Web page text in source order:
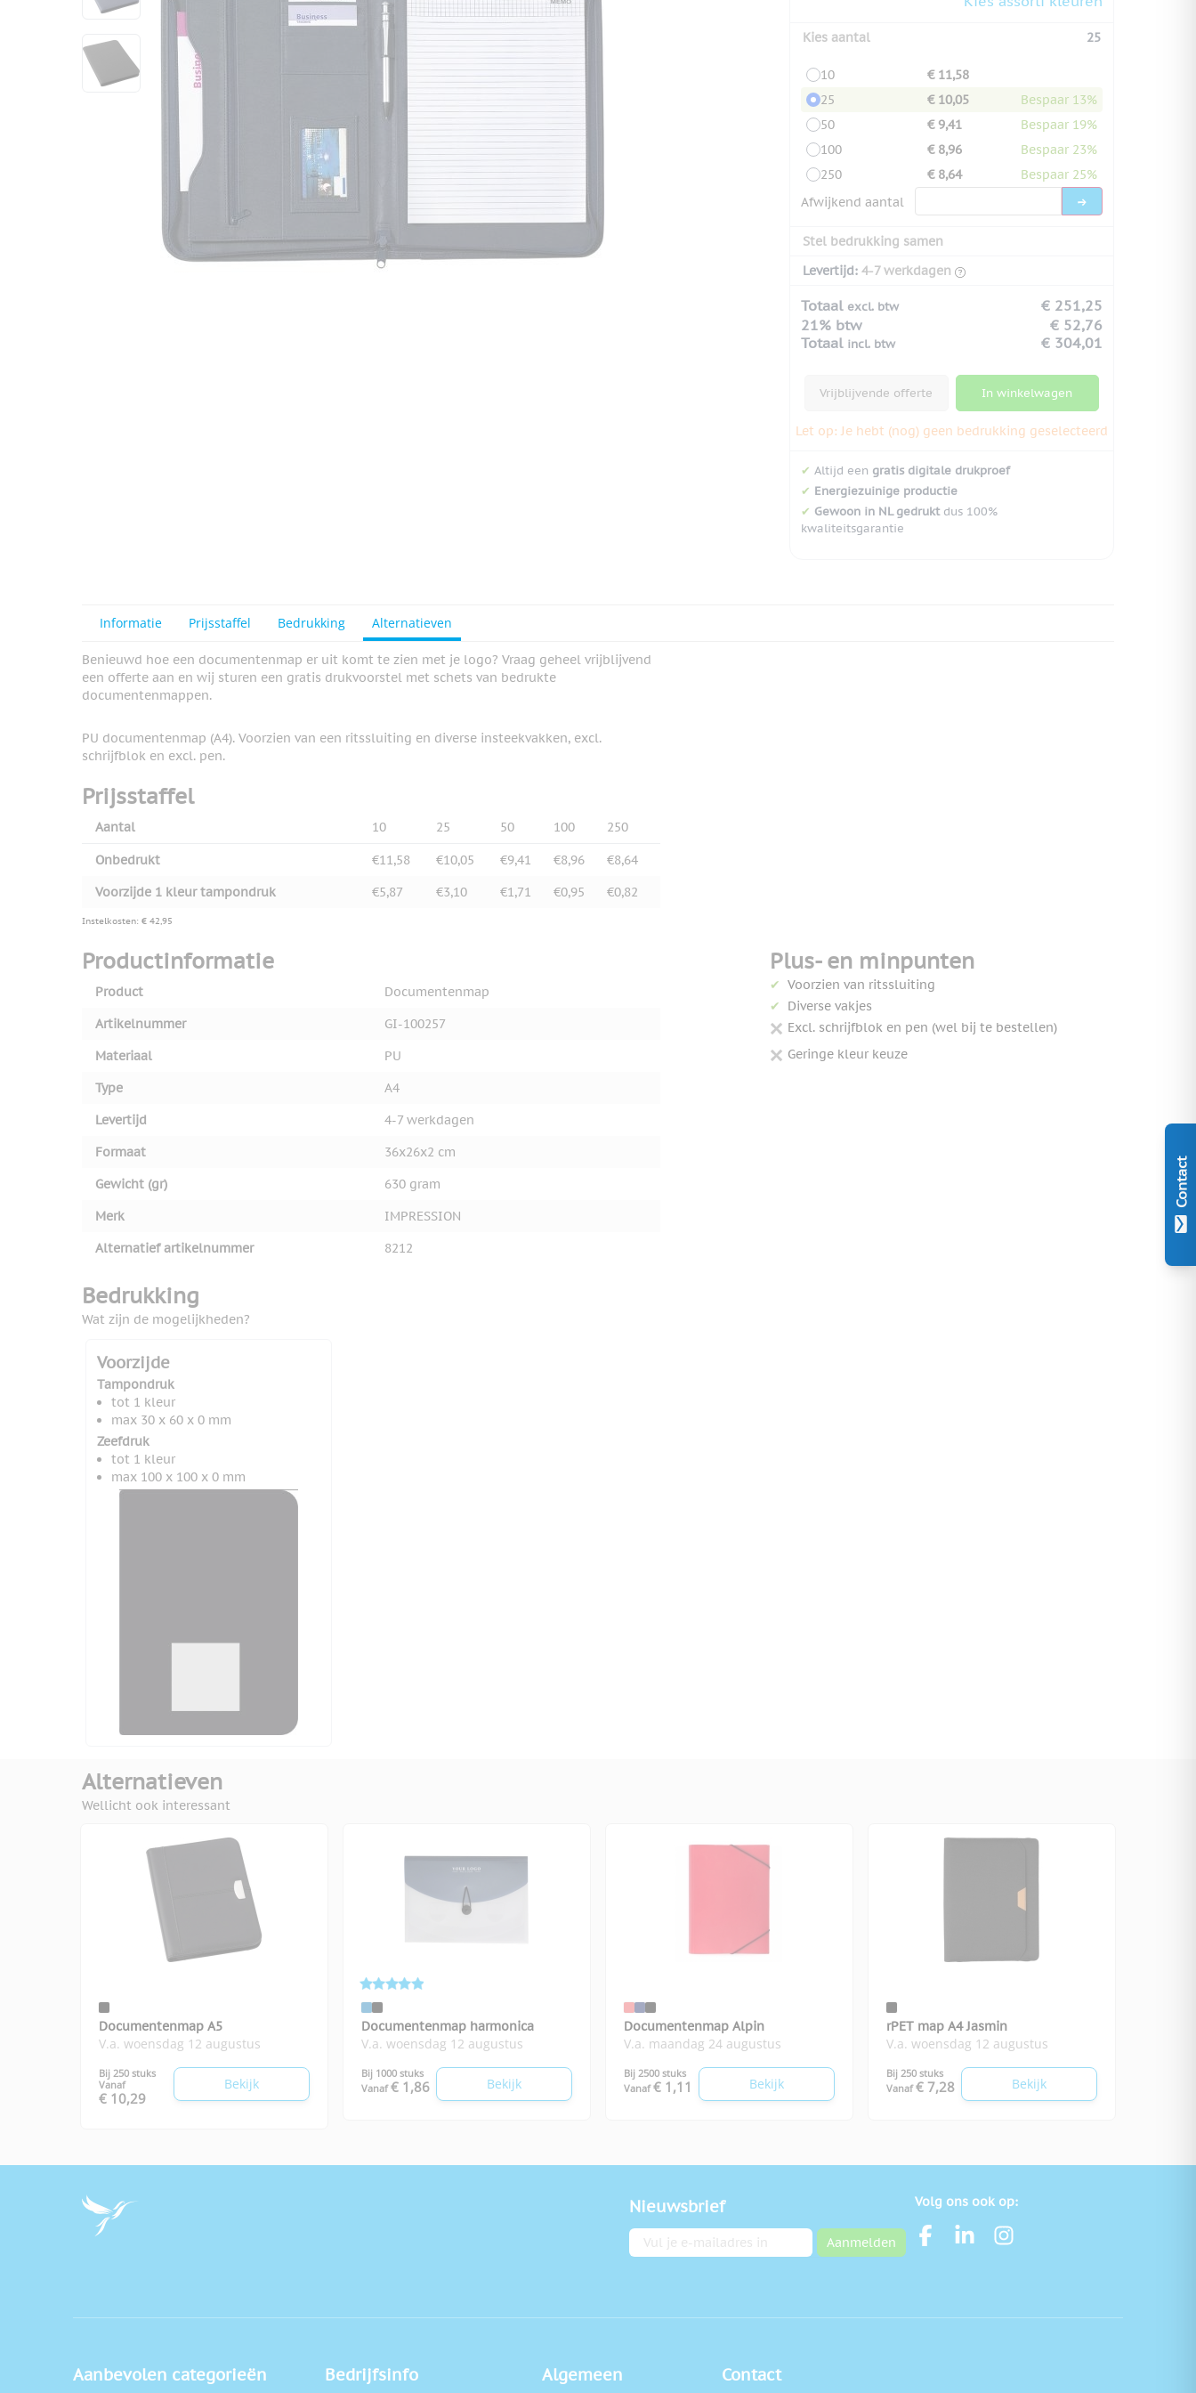
Contact
View larger image Kies aantal 25
10
€ 11,58
25
€ 10,05
Bespaar 13%
50
€ 9,41
Bespaar 19%
100
€ 8,96
Bespaar 23%
250
€ 8,64
Bespaar 25%
Afwijkend aantal
Stel bedrukking samen
Levertijd: 4-7 werkdagen
Totaal excl. btw
€ 251,25
21% btw
€ 52,76
Totaal incl. btw € 304,01
Vrijblijvende offerte In winkelwagen
Let op: Je hebt (nog) geen bedrukking geselecteerd
✔ Altijd een gratis digitale drukproef
✔ Energiezuinige productie
✔ Gewoon in NL gedruktdus 100%
kwaliteitsgarantie
Informatie Prijsstaffel Bedrukking Alternatieven
Benieuwd hoe een documentenmap er uit komt te zien met je logo? Vraag geheel vrijblijvend
een offerte aan en wij sturen een gratis drukvoorstel met schets van bedrukte
documentenmappen.
PU documentenmap (A4). Voorzien van een ritssluiting en diverse insteekvakken, excl.
schrijfblok en excl. pen.
Prijsstaffel
Aantal 10 25 50 100 250
Onbedrukt €11,58 €10,05 €9,41 €8,96
€8,64
Voorzijde 1 kleur tampondruk
€5,87 €3,10 €1,71 €0,95 €0,82
Instelkosten: € 42,95
Productinformatie
Product
Documentenmap
Artikelnummer
GI-100257
Materiaal
PU
Type
A4
Levertijd
4-7 werkdagen
Formaat
36x26x2 cm
Gewicht (gr)
630 gram
Merk
IMPRESSION
Alternatief artikelnummer
8212
Plus- en minpunten
Voorzien van ritssluiting
Diverse vakjes
Excl. schrijfblok en pen (wel bij te bestellen)
Geringe kleur keuze
Bedrukking
Wat zijn de mogelijkheden?
Voorzijde
Tampondruk
tot 1 kleur
max 30 x 60 x 0 mm
Zeefdruk
tot 1 kleur
max 100 x 100 x 0 mm
Alternatieven
Wellicht ook interessant
Documentenmap A5
V.a. woensdag 12 augustus
Bij 250 stuks
Vanaf
€ 10,29
Bekijk
Documentenmap harmonica
V.a. woensdag 12 augustus
Bij 1000 stuks
Vanaf € 1,86 Bekijk
Documentenmap Alpin
V.a. maandag 24 augustus
Bij 2500 stuks
Vanaf € 1,11 Bekijk
rPET map A4 Jasmin
V.a. woensdag 12 augustus
Bij 250 stuks
Vanaf € 7,28 Bekijk
Nieuwsbrief
E-mailadres Aanmelden
Volg ons ook op:
Aanbevolen categorieën Bedrijfsinfo Algemeen Contact